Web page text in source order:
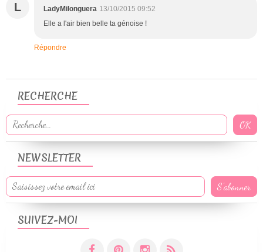
L LadyMilonguera 13/10/2015 09:52
Elle a l'air bien belle ta génoise !
Répondre
NEWSLETTER
SUIVEZ-MOI
RECHERCHE